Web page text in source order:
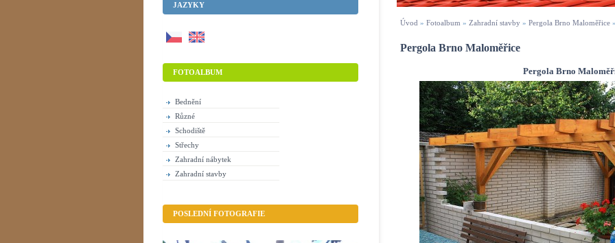
Úvod » Fotoalbum » Zahradní stavby » Pergola Brno Maloměřice »
Pergola Brno Maloměřice
Pergola Brno
JAZYKY
FOTOALBUM
Bednění
Různé
Schodiště
Střechy
Zahradní nábytek
Zahradní stavby
POSLEDNÍ FOTOGRAFIE